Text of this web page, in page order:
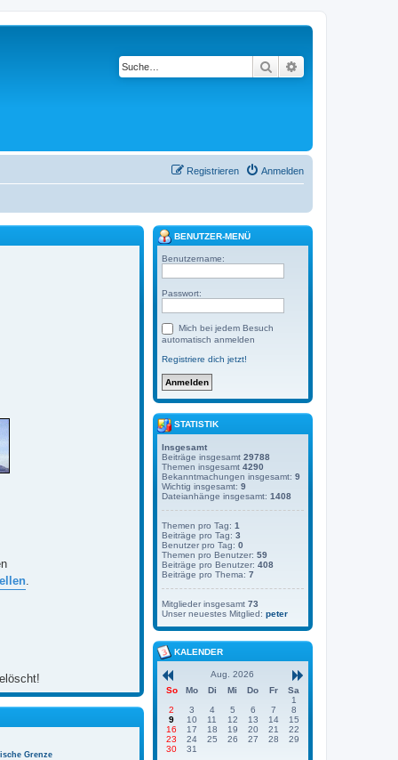
Suche
Anmelden
Registrieren
.
Grenze
BENUTZER-MENÜ
Benutzername:
Passwort:
Mich bei jedem Besuch
automatisch anmelden
Registriere dich jetzt!
STATISTIK
Insgesamt
Beiträge insgesamt 29788
Themen insgesamt 4290
Bekanntmachungen insgesamt: 9
Wichtig insgesamt: 9
Dateianhänge insgesamt: 1408
Themen pro Tag: 1
Beiträge pro Tag: 3
Benutzer pro Tag: 0
Themen pro Benutzer: 59
Beiträge pro Benutzer: 408
Beiträge pro Thema: 7
Mitglieder insgesamt 73
Unser neuestes Mitglied: peter
KALENDER
Aug. 2026
So
Mo Di Mi Do Fr
Sa
1
2
3 4 5 6 7
8
9
10 11 12 13 14
15
16
17 18 19 20 21
22
23
24 25 26 27 28
29
30
31